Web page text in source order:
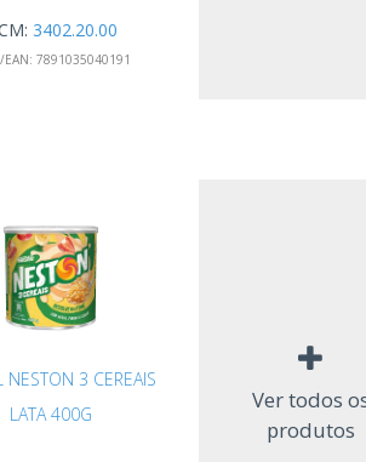
3402.20.00
EAN: 7891035040191
NESTON 3 CEREAIS
LATA 400G
Ver todos
produtos